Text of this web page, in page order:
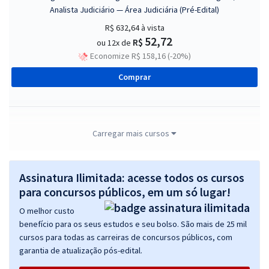
Analista Judiciário — Área Judiciária (Pré-Edital)
R$ 632,64à vista
ou 12x de R$ 52,72
Economize R$ 158,16 (-20%)
Comprar
TRT MT – Tribunal Regional do Trabalho da 23ª Região (Mato Grosso) -
R$ 335,84à vista
ou 12x de R$27,99
Economize R$ 83,96 (-20%)
Comprar
Carregar mais cursos
Assinatura Ilimitada: acesse todos os cursos
para concursos públicos, em um só lugar!
O melhor custo
benefício para os seus estudos e seu bolso. São mais de 25 mil
cursos para todas as carreiras de concursos públicos, com
garantia de atualização pós-edital.